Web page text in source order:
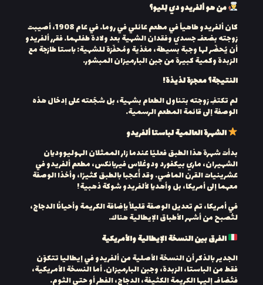
من هو ألفريدو دي لِليو؟
كان ألفريدو طاهياً في مطعم عائلي في روما. في عام 1908، أصيبت
زوجته بضعف جسدي وفقدان الشهية بعد ولادة طفلهما. فقرر ألفريدو
أن يُحضّر لها وجبة بسيطة، مغذية ومُحفّزة للشهية: باستا طازجة مع
الزبدة وكمية كبيرة من جبن البارميزان المبشور.
النتيجة؟ معجزة لذيذة!
لم تكتفِ زوجته بتناول الطعام بشهية، بل شجّعته على إدخال هذه
الوصفة إلى قائمة المطعم الرسمية.
الشهرة العالمية لباستا ألفريدو
بدأت شهرة هذا الطبق فعليًا عندما زار الممثلان الهوليووديان
الشهيران، ماري بيكفورد ودوغلاس فيربانكس، مطعم ألفريدو في
عشرينيات القرن الماضي. وقد أُعجبا بالطبق كثيرًا، وأخذا الوصفة
معهما إلى أمريكا، بل وأهديا لألفريدو شوكة ذهبية!
في أمريكا، تم تعديل الوصفة قليلاً بإضافة الكريمة وأحيانًا الدجاج،
لتُصبح من أشهر الأطباق الإيطالية هناك.
الفرق بين النسخة الإيطالية والأمريكية
الجدير بالذكر أن النسخة الأصلية من ألفريدو في إيطاليا تتكوّن
فقط من الباستا، الزبدة، وجبن البارميزان. أما النسخة الأمريكية،
فتُضاف إليها الكريمة الكثيفة، الدجاج، الفطر أو حتى الثوم.